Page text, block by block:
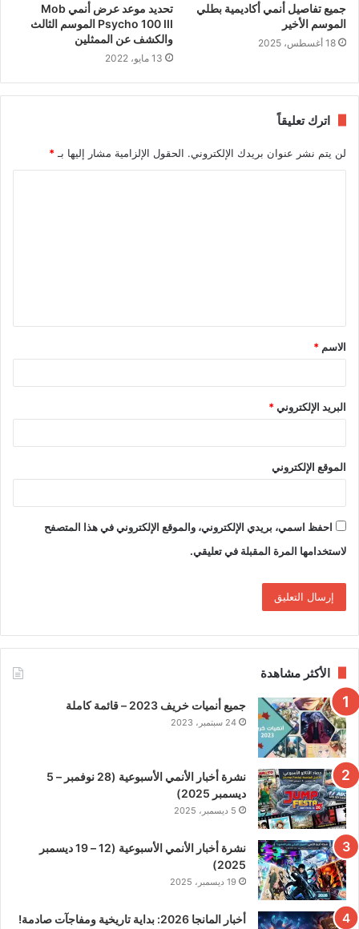
جميع تفاصيل أنمي أكاديمية بطلي
الموسم الأخير
18 أغسطس، 2025
تحديد موعد عرض أنمي Mob
Psycho 100 III الموسم الثالث
والكشف عن الممثلين
13 مايو، 2022
اترك تعليقاً
لن يتم نشر عنوان بريدك الإلكتروني. الحقول الإلزامية مشار إليها بـ *
ق
*
الاسم *
البريد الإلكتروني*
الموقع الإلكتروني
احفظ اسمي، بريدي الإلكتروني، والموقع الإلكتروني في هذا المتصفح
لاستخدامها المرة المقبلة في تعليقي.
الأكثر مشاهدة
جميع أنميات خريف 2023 – قائمة كاملة
24 سبتمبر، 2023
نشرة أخبار الأنمي الأسبوعية (28 نوفمبر – 5
ديسمبر 2025)
5 ديسمبر، 2025
نشرة أخبار الأنمي الأسبوعية (12 – 19 ديسمبر
2025)
19 ديسمبر، 2025
أخبار المانجا 2026: بداية تاريخية ومفاجآت صادمة!